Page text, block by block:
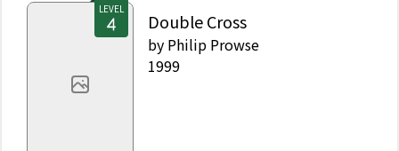
LEVEL
Double Cross
by Philip Prowse
1999